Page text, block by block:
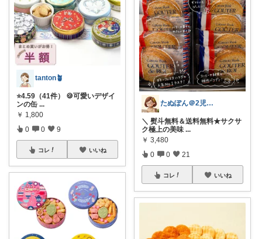
tanton🪴
⭐4.59（41件） 🍪可愛いデザイ
ンの缶 ...
￥ 1,800
0 0 9
コレ いいね
たぬぽん＠2児のワーママ
＼ 熨斗無料＆送料無料★サクサ
ク極上の美味 ...
￥ 3,480
0 0 21
コレ いいね